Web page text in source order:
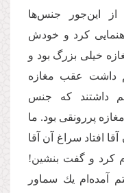
این‌جور جنس‌‌ها
كرد و خودش
خیلى بزرگ بود و
داشت عقب مغازه
داشتند که جنس
پررونقی بود. ما
افتاد سراغ آن آقا
كرد و گفت بنشین!
آمده‌ام یك سماور